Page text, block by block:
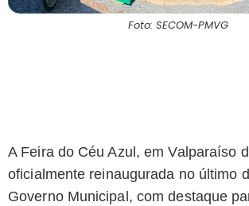
Foto: SECOM-PMVG
A Feira do Céu Azul, em Valparaíso
oficialmente reinaugurada no último
Governo Municipal, com destaque